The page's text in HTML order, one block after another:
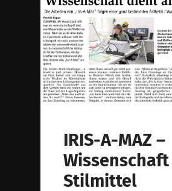
IRIS-A-MAZ –
Stilmittel